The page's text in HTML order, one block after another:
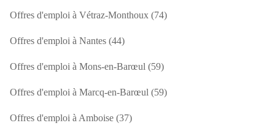
Offres d'emploi à Vétraz-Monthoux (74)
Offres d'emploi à Nantes (44)
Offres d'emploi à Mons-en-Barœul (59)
Offres d'emploi à Marcq-en-Barœul (59)
Offres d'emploi à Amboise (37)